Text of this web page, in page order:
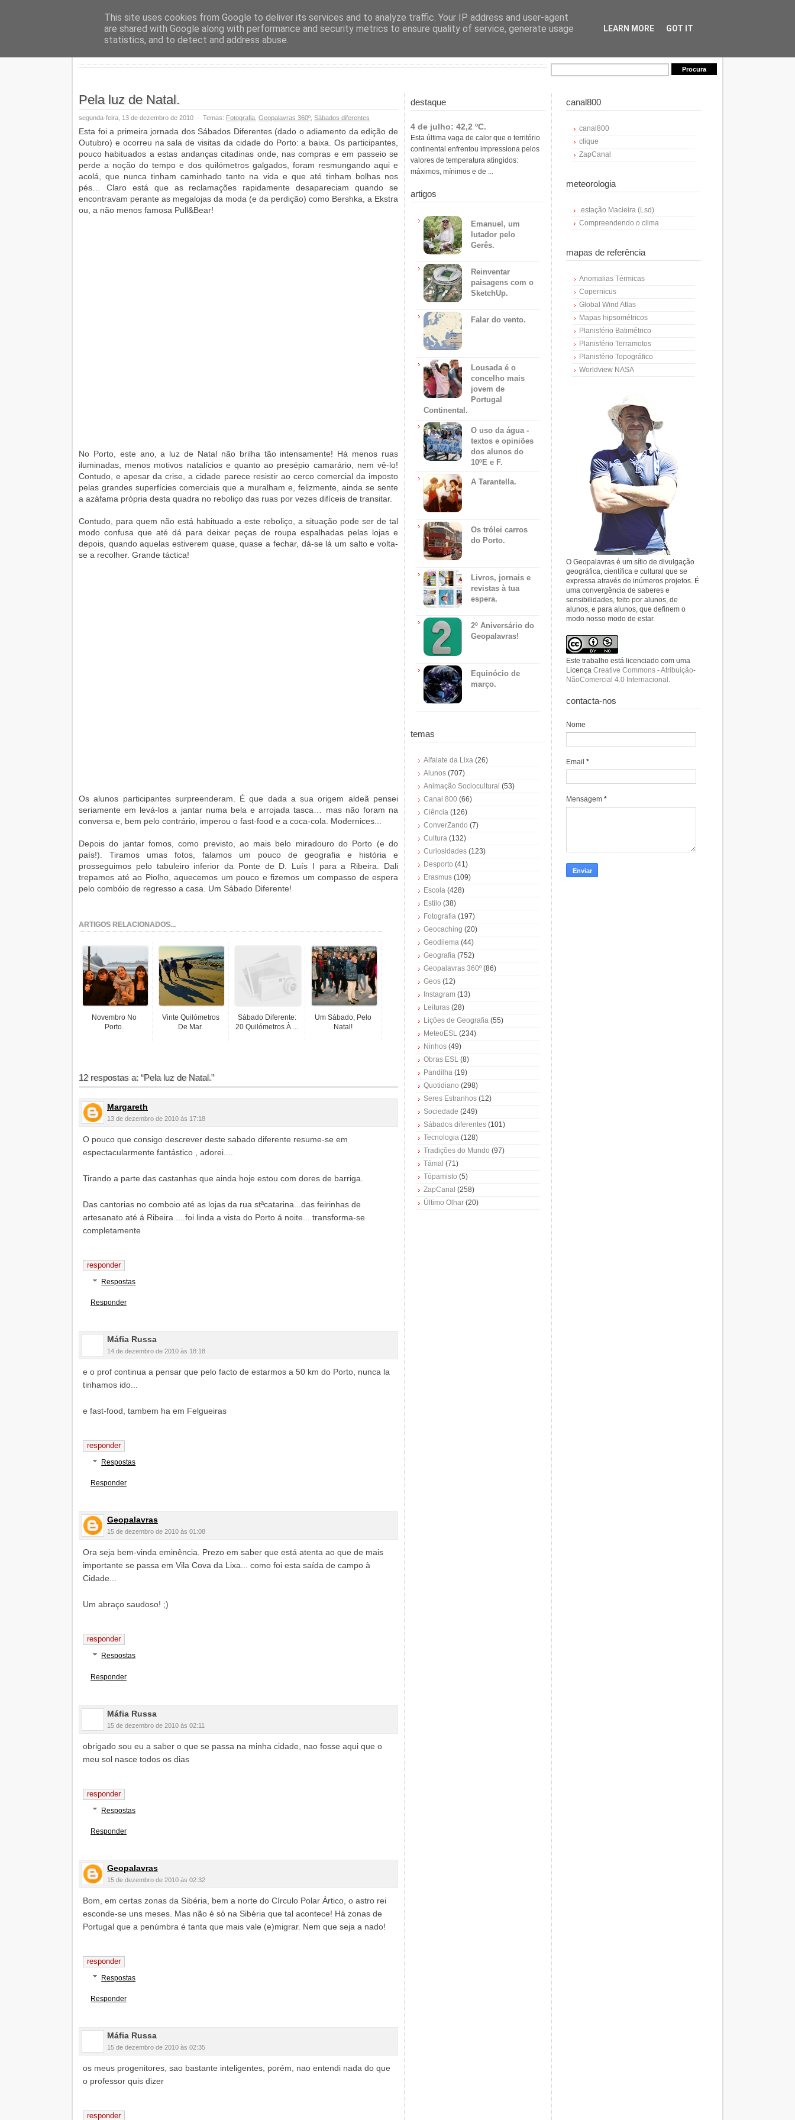
Geopalavras
Pela luz de Natal.
segunda-feira, 13 de dezembro de 2010 · Temas: Fotografia Geopalavras 360º Sábados diferentes
Esta foi a primeira jornada dos Sábados Diferentes (dado o adiamento da edição de
Outubro) e ocorreu na sala de visitas da cidade do Porto: a baixa. Os participantes,
pouco habituados a estas andanças citadinas onde, nas compras e em passeio se
perde a noção do tempo e dos quilómetros galgados, foram resmungando aqui e
acolá, que nunca tinham caminhado tanto na vida e que até tinham bolhas nos
pés… Claro está que as reclamações rapidamente desapareciam quando se
encontravam perante as megalojas da moda (e da perdição) como Bershka, a Ekstra
ou, a não menos famosa Pull&Bear!
No Porto, este ano, a luz de Natal não brilha tão intensamente! Há menos ruas
iluminadas, menos motivos natalícios e quanto ao presépio camarário, nem vê-lo!
Contudo, e apesar da crise, a cidade parece resistir ao cerco comercial da imposto
pelas grandes superfícies comerciais que a muralham e, felizmente, ainda se sente
a azáfama própria desta quadra no reboliço das ruas por vezes difíceis de transitar.
Contudo, para quem não está habituado a este reboliço, a situação pode ser de tal
modo confusa que até dá para deixar peças de roupa espalhadas pelas lojas e
depois, quando aquelas estiverem quase, quase a fechar, dá-se lá um salto e volta-
se a recolher. Grande táctica!
Os alunos participantes surpreenderam. É que dada a sua origem aldeã pensei
seriamente em levá-los a jantar numa bela e arrojada tasca… mas não foram na
conversa e, bem pelo contrário, imperou o fast-food e a coca-cola. Modernices...
Depois do jantar fomos, como previsto, ao mais belo miradouro do Porto (e do
país!). Tiramos umas fotos, falamos um pouco de geografia e história e
prosseguimos pelo tabuleiro inferior da Ponte de D. Luís I para a Ribeira. Dali
trepamos até ao Piolho, aquecemos um pouco e fizemos um compasso de espera
pelo combóio de regresso a casa. Um Sábado Diferente!
ARTIGOS RELACIONADOS...
Novembro No
Porto.
Vinte Quilómetros
De Mar.
Sábado Diferente:
20 Quilómetros À ...
Um Sábado, Pelo
Natal!
12 respostas a: “Pela luz de Natal.”
Margareth
13 de dezembro de 2010 às 17:18
O pouco que consigo descrever deste sabado diferente resume-se em
espectacularmente fantástico , adorei....
Tirando a parte das castanhas que ainda hoje estou com dores de barriga.
Das cantorias no comboio até as lojas da rua stªcatarina...das feirinhas de
artesanato até á Ribeira ....foi linda a vista do Porto á noite... transforma-se
completamente
responder
Respostas
Responder
Máfia Russa
14 de dezembro de 2010 às 18:18
e o prof continua a pensar que pelo facto de estarmos a 50 km do Porto, nunca la
tinhamos ido...
e fast-food, tambem ha em Felgueiras
responder
Respostas
Responder
Geopalavras
15 de dezembro de 2010 às 01:08
Ora seja bem-vinda eminência. Prezo em saber que está atenta ao que de mais
importante se passa em Vila Cova da Lixa... como foi esta saída de campo à
Cidade...
Um abraço saudoso! ;)
responder
Respostas
Responder
Máfia Russa
15 de dezembro de 2010 às 02:11
obrigado sou eu a saber o que se passa na minha cidade, nao fosse aqui que o
meu sol nasce todos os dias
responder
Respostas
Responder
Geopalavras
15 de dezembro de 2010 às 02:32
Bom, em certas zonas da Sibéria, bem a norte do Círculo Polar Ártico, o astro rei
esconde-se uns meses. Mas não é só na Sibéria que tal acontece! Há zonas de
Portugal que a penúmbra é tanta que mais vale (e)migrar. Nem que seja a nado!
responder
Respostas
Responder
Máfia Russa
15 de dezembro de 2010 às 02:35
os meus progenitores, sao bastante inteligentes, porém, nao entendi nada do que
o professor quis dizer
responder
destaque
4 de julho: 42,2 ºC.
Esta última vaga de calor que o território
continental enfrentou impressiona pelos
valores de temperatura atingidos:
máximos, mínimos e de ...
artigos
Emanuel, um
lutador pelo
Gerês.
Reinventar
paisagens com o
SketchUp.
Falar do vento.
Lousada é o
concelho mais
jovem de
Portugal
Continental.
O uso da água -
textos e opiniões
dos alunos do
10ºE e F.
A Tarantella.
Os trólei carros
do Porto.
Livros, jornais e
revistas à tua
espera.
2º Aniversário do
Geopalavras!
Equinócio de
março.
temas
Alfaiate da Lixa (26)
Alunos (707)
Animação Sociocultural (53)
Canal 800 (66)
Ciência (126)
ConverZando (7)
Cultura (132)
Curiosidades (123)
Desporto (41)
Erasmus (109)
Escola (428)
Estilo (38)
Fotografia (197)
Geocaching (20)
Geodilema (44)
Geografia (752)
Geopalavras 360º (86)
Geos (12)
Instagram (13)
Leituras (28)
Lições de Geografia (55)
MeteoESL (234)
Ninhos (49)
Obras ESL (8)
Pandilha (19)
Quotidiano (298)
Seres Estranhos (12)
Sociedade (249)
Sábados diferentes (101)
Tecnologia (128)
Tradições do Mundo (97)
Támal (71)
Tópamisto (5)
ZapCanal (258)
Último Olhar (20)
canal800
canal800
clique
ZapCanal
meteorologia
.estação Macieira (Lsd)
Compreendendo o clima
mapas de referência
Anomalias Térmicas
Copernicus
Global Wind Atlas
Mapas hipsométricos
Planisfério Batimétrico
Planisfério Terramotos
Planisfério Topográfico
Worldview NASA
O Geopalavras é um sítio de divulgação
geográfica, científica e cultural que se
expressa através de inúmeros projetos. É
uma convergência de saberes e
sensibilidades, feito por alunos, de
alunos, e para alunos, que definem o
modo nosso modo de estar.
Este trabalho está licenciado com uma
Licença Creative Commons - Atribuição-
NãoComercial 4.0 Internacional .
contacta-nos
Nome
Email *
Mensagem *
This site uses cookies from Google to deliver its services and to analyze traffic. Your IP address and user-agent
are shared with Google along with performance and security metrics to ensure quality of service, generate usage
statistics, and to detect and address abuse.
LEARN MORE GOT IT